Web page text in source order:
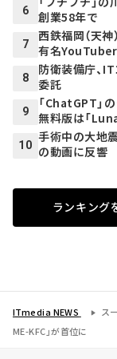
6
創業58年で
7
西鉄福岡（天
有名
8
防衛装備庁、
委託
9
「ChatGPT」
無料版は「
10
手術中の大地
の動画に反響
ランキング
ITmedia NEWS
ス
ME-KFC」が首位に